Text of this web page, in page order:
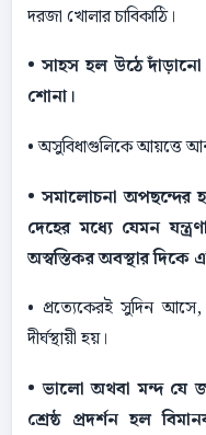
দরজা খােলার চাবিকাঠি।
• সাহস হল উঠে
শােনা।
• অসুবিধাগুলিকে আয়ত্তে
• সমালােচনা অপছন্দের
দেহের মধ্যে যেমন
অস্বস্তিকর অবস্থার দিকে
• প্রত্যেকেরই সুদিন
দীর্ঘস্থায়ী হয়।
• ভালাে অথবা মন্দ যে
শ্রেষ্ঠ প্রদর্শন হল